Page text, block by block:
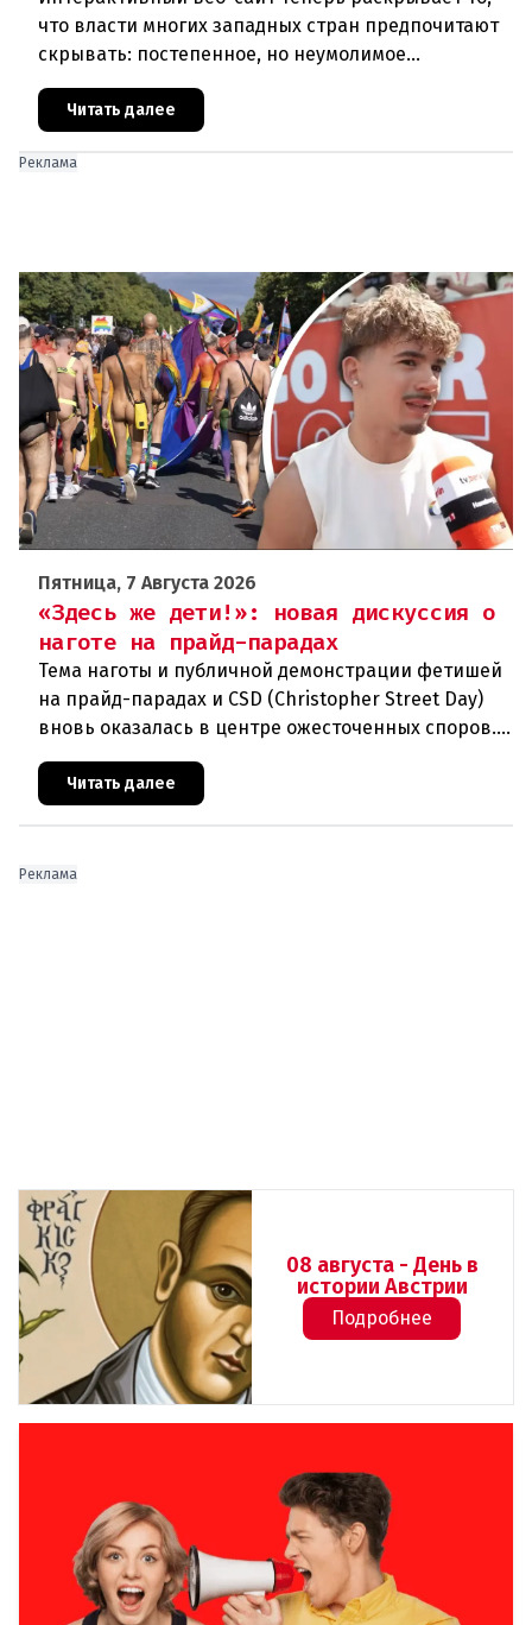
что власти многих западных стран предпочитают
скрывать: постепенное, но неумолимое
сокращение численности населения
европейского происхождения. «Часы замен
Читать далее
Реклама
Пятница, 7 Августа 2026
«Здесь же дети!»: новая дискуссия о
наготе на прайд-парадах
Тема наготы и публичной демонстрации фетишей
на прайд-парадах и CSD (Christopher Street Day)
вновь оказалась в центре ожесточенных споров.
То, что для многих представителей ЛГБТК+
является выражением
Читать далее
Реклама
08 августа - День в
истории Австрии
Подробнее